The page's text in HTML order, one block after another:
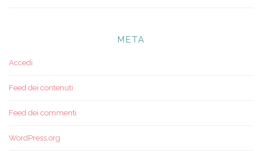
META
Accedi
Feed dei contenuti
Feed dei commenti
WordPress.org